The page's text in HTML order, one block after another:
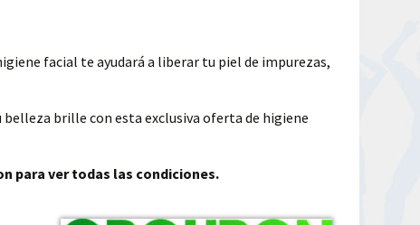
facial te ayudará a liberar tu piel de impurezas,
belleza brille con esta exclusiva oferta de higiene
para ver todas las condiciones.